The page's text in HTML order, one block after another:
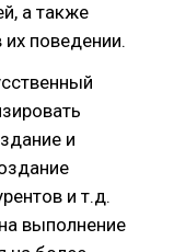
а также
поведении.
и
и т.д.
выполнение